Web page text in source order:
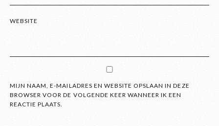
WEBSITE
MIJN NAAM, E-MAILADRES EN WEBSITE OPSLAAN IN DEZE
BROWSER VOOR DE VOLGENDE KEER WANNEER IK EEN
REACTIE PLAATS.